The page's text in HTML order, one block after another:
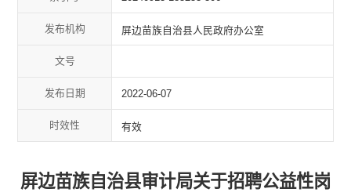
发布机构 屏边苗族自治县人民政府办公室
文号
发布日期 2022-06-07
时效性 有效
屏边苗族自治县审计局关于招聘公益性岗